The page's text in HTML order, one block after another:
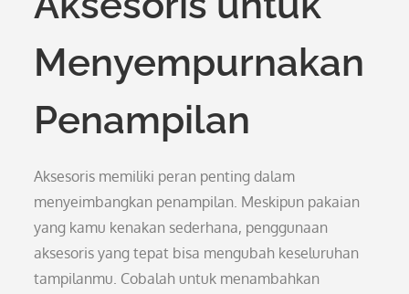
Menyempurnakan
Penampilan
Aksesoris memiliki peran penting dalam
menyeimbangkan penampilan. Meskipun pakaian
yang kamu kenakan sederhana, penggunaan
aksesoris yang tepat bisa mengubah keseluruhan
tampilanmu. Cobalah untuk menambahkan